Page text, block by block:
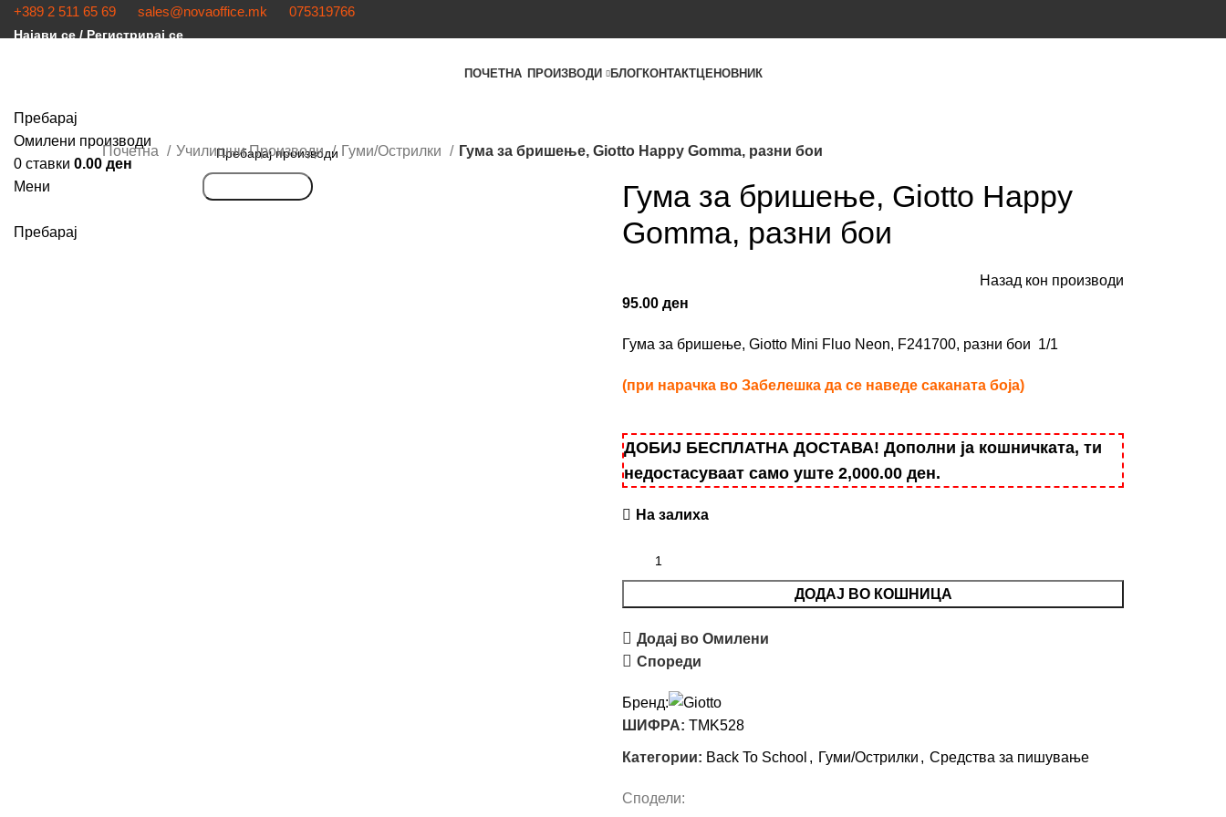
+389 2 511 65 69 sales@novaoffice.mk 075319766
Најави се / Регистрирај се
ПОЧЕТНА ПРОИЗВОДИ БЛОГКОНТАКТЦЕНОВНИК
Пребарај
Омилени производи
0 ставки 0.00 ден
Мени
Пребарај
Почетна Училишни Производи Гуми/Острилки Гума за бришење, Giotto Happy Gomma, разни бои
Гума за бришење, Giotto Happy
Gomma, разни бои
Назад кон производи
95.00 ден
Гума за бришење, Giotto Mini Fluo Neon, F241700, разни бои 1/1
(при нарачка во Забелешка да се наведе саканата боја)
ДОБИЈ БЕСПЛАТНА ДОСТАВА! Дополни ја кошничката, ти
недостасуваат само уште 2,000.00 ден.
На залиха
ДОДАЈ ВО КОШНИЦА
Додај во Омилени
Спореди
Бренд:
ШИФРА: TMK528
Категории: Back To School , Гуми/Острилки , Средства за пишување
Сподели: